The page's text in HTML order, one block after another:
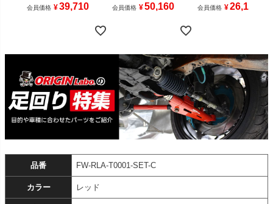
会員価格 ¥39,710 会員価格 ¥50,160 会員価格 ¥26,125
品番 FW-RLA-T0001-SET-C
カラー レッド